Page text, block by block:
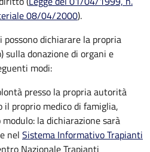
08/04/2000).
dichiarare la propria
sulla donazione di organi e
modi:
presso la propria autorità
proprio medico di famiglia,
la dichiarazione sarà
nel Sistema Informativo Trapianti
Nazionale Trapianti